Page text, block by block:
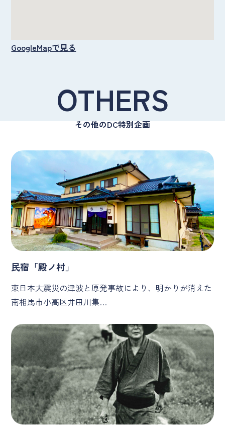
GoogleMapで見る
OTHERS
その他のDC特別企画
民宿「殿ノ村」
東日本大震災の津波と原発事故により、明かりが消えた
南相馬市小高区井田川集…